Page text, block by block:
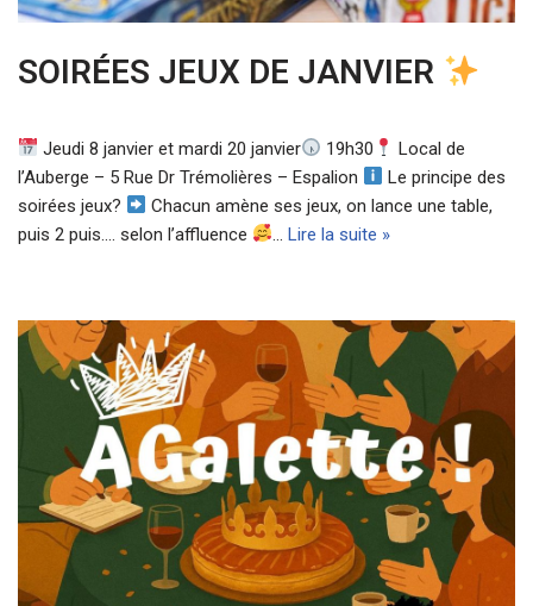
SOIRÉES JEUX DE JANVIER
Jeudi 8 janvier et mardi 20 janvier 19h30
Local de
l’Auberge – 5 Rue Dr Trémolières – Espalion
Le principe des
soirées jeux?
Chacun amène ses jeux, on lance une table,
puis 2 puis…. selon l’affluence
…Lire la suite »